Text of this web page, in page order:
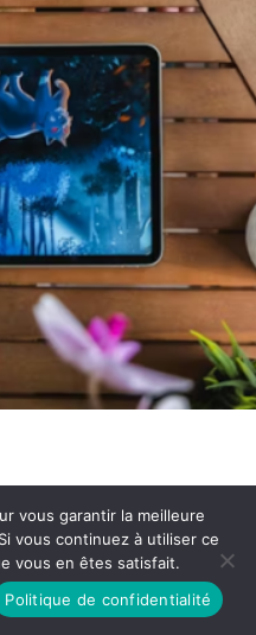
de Confidentialité
vous garantir la meilleure
vous continuez à utiliser ce
vous en êtes satisfait.
Politique de confidentialité